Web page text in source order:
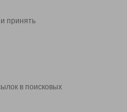
принять
в поисковых